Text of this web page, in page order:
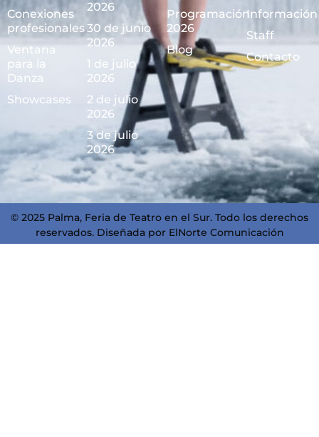
Conexiones
profesionales
Ventana
para la
Danza
Showcases
2026
30 de junio
2026
1 de julio
2026
2 de julio
2026
3 de julio
2026
Programación
2026
Blog
Información
Staff
Contacto
© 2025 Palma, Feria de Teatro en el Sur. Todo los derechos
reservados. Diseñada por ElNorte Comunicación